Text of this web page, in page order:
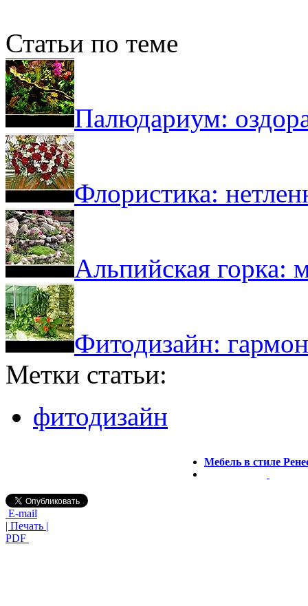
Статьи по теме
Палюдариум:
Флористика:
Альпийская горка:
Фитодизайн:
Метки статьи:
фитодизайн
Мебель в стиле
E-mail
| Печать |
PDF